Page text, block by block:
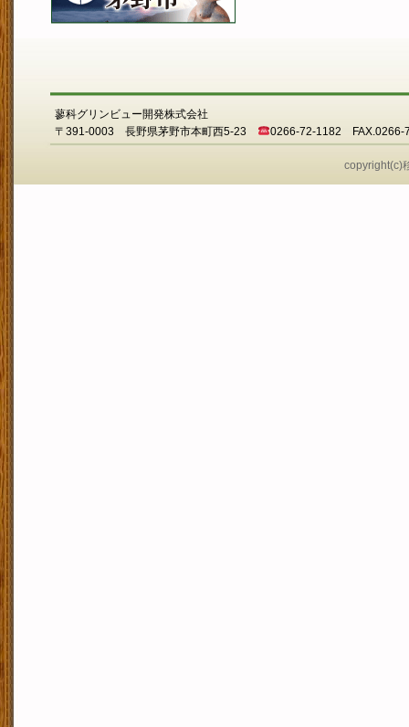
蓼科グリンビュー開発株式会社
〒391-0003 長野県茅野市本町西5-23
0266-72-1182 FAX.0266-
copyright(c)